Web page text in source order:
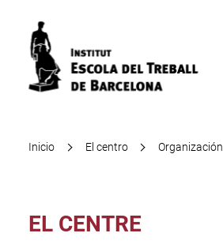
Inicio El centro Organización
EL CENTRE